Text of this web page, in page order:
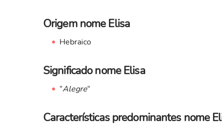
Origem nome Elisa
Hebraico
Significado nome Elisa
“Alegre“
Características predominantes nome